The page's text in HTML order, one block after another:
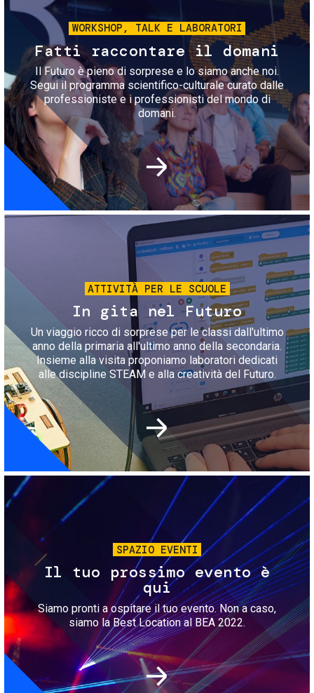
WORKSHOP, TALK E LABORATORI
Fatti raccontare il domani
Il Futuro è pieno di sorprese e lo siamo anche noi.
Segui il programma scientifico-culturale curato dalle
professioniste e i professionisti del mondo di
domani.
Immagine
ATTIVITÀ PER LE SCUOLE
In gita nel Futuro
Un viaggio ricco di sorprese per le classi dall'ultimo
anno della primaria all'ultimo anno della secondaria.
Insieme alla visita proponiamo laboratori dedicati
alle discipline STEAM e alla creatività del Futuro.
Immagine
SPAZIO EVENTI
Il tuo prossimo evento è
qui
Siamo pronti a ospitare il tuo evento. Non a caso,
siamo la Best Location al BEA 2022.